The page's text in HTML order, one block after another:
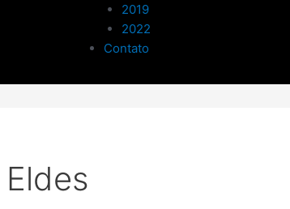
2019
2022
Contato